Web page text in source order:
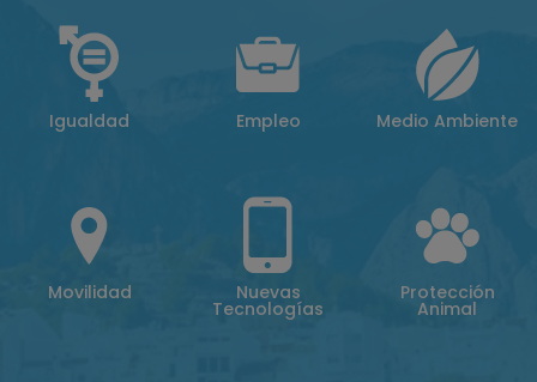
Igualdad Empleo Medio Ambiente
Movilidad Nuevas
Tecnologías
Protección
Animal